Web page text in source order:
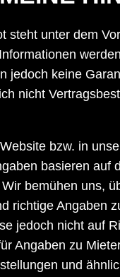
steht unter dem
jedoch keine
nicht
bzw. in
basieren auf
bemühen uns,
richtige Angaben
jedoch nicht auf
Angaben zu
und